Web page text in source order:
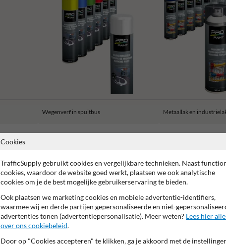
Wegenverf in spuitbus Metaallak en
2 jaar fabrieksgarantie Topkwaliteit product
Cookies
TrafficSupply gebruikt cookies en vergelijkbare technieken. Naast
cookies, waardoor de website goed werkt, plaatsen we ook analytische
cookies om je de best mogelijke gebruikerservaring te bieden.
Ook plaatsen we marketing cookies en mobiele advertentie-identifiers,
waarmee wij en derde partijen gepersonaliseerde en niet-
advertenties tonen (advertentiepersonalisatie). Meer weten? Lees hier
over ons cookiebeleid.
Door op "Cookies accepteren" te klikken, ga je akkoord met de